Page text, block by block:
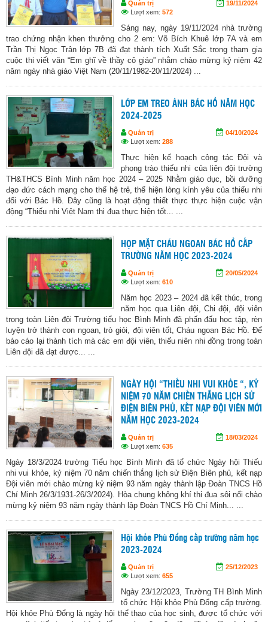
Quản trị
19/11/2024
Lượt xem: 572
Sáng nay, ngày 19/11/2024 nhà trường
trao chứng nhận khen thưởng cho 2 em: Võ Bích Khuê lớp 7A và em
Trần Thị Ngọc Trân lớp 7B đã đạt thành tích Xuất Sắc trong tham gia
cuộc thi viết văn “Em ghĩ về thầy cô giáo” nhằm chào mừng kỷ niệm 42
năm ngày nhà giáo Việt Nam (20/11/1982-20/11/2024) ...
LỚP EM TREO ẢNH BÁC HỒ NĂM HỌC
2024-2025
Quản trị
04/10/2024
Lượt xem: 288
Thực hiện kế hoạch công tác Đội và
phong trào thiếu nhi của liên đội trường
TH&THCS Bình Minh năm học 2024 – 2025 Nhằm giáo dục, bồi dưỡng
đạo đức cách mạng cho thế hệ trẻ, thể hiện lòng kính yêu của thiếu nhi
đối với Bác Hồ. Đây cũng là hoạt động thiết thực thực hiện cuộc vận
động “Thiếu nhi Việt Nam thi đua thực hiện tốt... ...
HỌP MẶT CHÁU NGOAN BÁC HỒ CẤP
TRƯỜNG NĂM HỌC 2023-2024
Quản trị
20/05/2024
Lượt xem: 610
Năm học 2023 – 2024 đã kết thúc, trong
năm học qua Liên đội, Chi đội, đội viên
trong toàn Liên đội Trường tiểu học Bình Minh đã phấn đấu học tập, rèn
luyện trở thành con ngoan, trò giỏi, đội viên tốt, Cháu ngoan Bác Hồ. Để
báo cáo lại thành tích mà các em đội viên, thiếu niên nhi đồng trong toàn
Liên đội đã đạt được... ...
NGÀY HỘI “THIẾU NHI VUI KHỎE “, KỶ
NIỆM 70 NĂM CHIẾN THẮNG LỊCH SỬ
ĐIỆN BIÊN PHỦ, KẾT NẠP ĐỘI VIÊN MỚI
NĂM HỌC 2023-2024
Quản trị
18/03/2024
Lượt xem: 635
Ngày 18/3/2024 trường Tiểu học Bình Minh đã tổ chức Ngày hội Thiếu
nhi vui khỏe, kỷ niệm 70 năm chiến thắng lịch sử Điện Biên phủ, kết nạp
Đội viên mới chào mừng kỷ niệm 93 năm ngày thành lập Đoàn TNCS Hồ
Chí Minh 26/3/1931-26/3/2024). Hòa chung không khí thi đua sôi nổi chào
mừng kỷ niệm 93 năm ngày thành lập Đoàn TNCS Hồ Chí Minh... ...
Hội khỏe Phù Đổng cấp trường năm học
2023-2024
Quản trị
25/12/2023
Lượt xem: 655
Ngày 23/12/2023, Trường TH Bình Minh
tổ chức Hội khỏe Phù Đổng cấp trường.
Hội khỏe Phù Đổng là ngày hội thể thao của học sinh, được tổ chức với